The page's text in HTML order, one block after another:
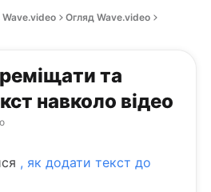
Wave.video
Огляд Wave.video
та
навколо відео
, як додати текст до